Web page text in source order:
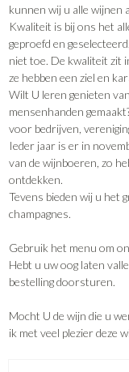
kunnen wij u alle wijnen
Kwaliteit is bij ons het
geproefd en
niet toe. De kwaliteit zit
ze hebben een ziel en
Wilt U leren genieten
mensenhanden
voor bedrijven,
Ieder jaar is er in
van de wijnboeren, zo
ontdekken.
Tevens bieden wij u het
champagnes.
Gebruik het menu om
Hebt u uw oog laten
bestelling doorsturen.
Mocht U de wijn die u
ik met veel plezier deze